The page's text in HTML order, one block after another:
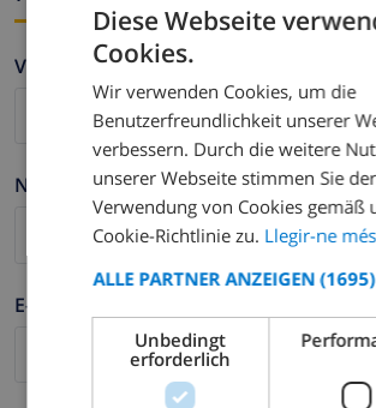
Vorname *
Nachname *
E-mail *
Diese Webseite
Cookies.
Wir verwenden Cookies, um die
Benutzerfreundlichkeit unserer
verbessern. Durch die weitere
unserer Webseite stimmen Sie der
Verwendung von Cookies gemäß
Cookie-Richtlinie zu. Llegir-ne més
ALLE PARTNER ANZEIGEN
Unbedingt
erforderlich